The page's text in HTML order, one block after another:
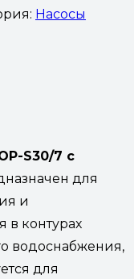
Насосы
S30/7 с
для
и
в контурах
водоснабжения,
для